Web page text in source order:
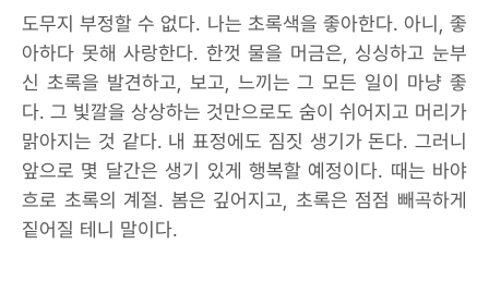
도무지 부정할 수 없다. 나는 초록색을 좋아한다. 아니, 좋
아하다 못해 사랑한다. 한껏 물을 머금은, 싱싱하고 눈부
신 초록을 발견하고, 보고, 느끼는 그 모든 일이 마냥 좋
다. 그 빛깔을 상상하는 것만으로도 숨이 쉬어지고 머리가
맑아지는 것 같다. 내 표정에도 짐짓 생기가 돈다. 그러니
앞으로 몇 달간은 생기 있게 행복할 예정이다. 때는 바야
흐로 초록의 계절. 봄은 깊어지고, 초록은 점점 빼곡하게
짙어질 테니 말이다.